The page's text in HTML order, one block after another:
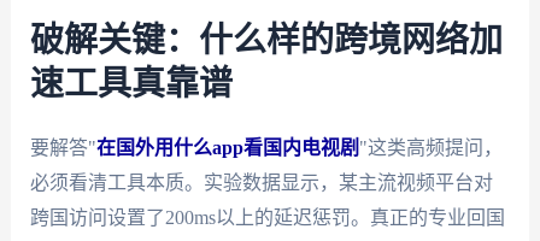
破解关键：什么样的跨境网络加
速工具真靠谱
要解答"在国外用什么app看国内电视剧 "这类高频提问，
必须看清工具本质。实验数据显示，某主流视频平台对
跨国访问设置了200ms以上的延迟惩罚。真正的专业回国